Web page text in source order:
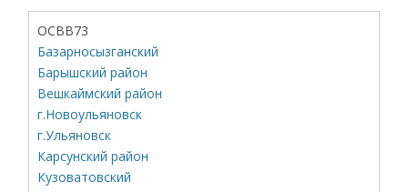
ОСВВ73
Базарносызганский
Барышский район
Вешкаймский район
г.Новоульяновск
г.Ульяновск
Карсунский район
Кузоватовский